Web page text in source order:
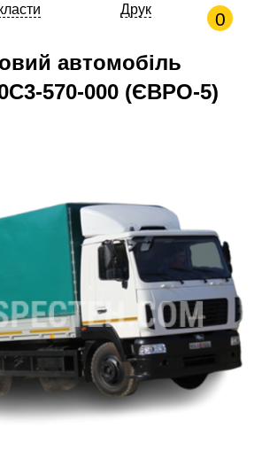
Друк 0
автомобіль
570-000 (ЄВРО-5)